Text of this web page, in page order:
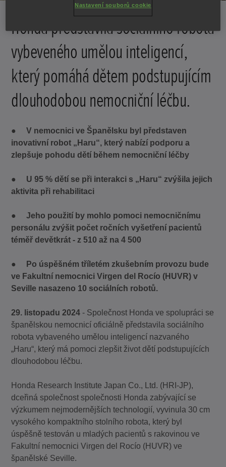
Honda představila sociálního robota
vybeveného umělou inteligencí,
který pomáhá dětem podstupujícím
dlouhodobou nemocniční léčbu.
●V nemocnici ve Španělsku byl představen
inovativní robot „Haru“, který nabízí podporu a
zlepšuje pohodu dětí během nemocniční léčby
● U 95 % dětí se při interakci s „Haru“ zvýšila jejich
aktivita při rehabilitaci
●Jeho použití by mohlo pomoci nemocničnímu
personálu zvýšit počet ročních vyšetření pacientů
téměř devětkrát - z 510 až na 4 500
●
Po úspěšném tříletém zkušebním provozu bude
ve Fakultní nemocnici Virgen del Rocío (HUVR) v
Seville nasazeno 10 sociálních robotů.
29. listopadu 2024 - Společnost Honda ve spolupráci se
španělskou nemocnicí oficiálně představila sociálního
robota vybaveného umělou inteligencí nazvaného
„Haru“, který má pomoci zlepšit život dětí podstupujících
dlouhodobou léčbu.
Honda Research Institute Japan Co., Ltd. (HRI-JP),
dceřiná společnost společnosti Honda zabývající se
výzkumem nejmodernějších technologií, vyvinula 30 cm
vysokého kompaktního stolního robota, který byl
úspěšně testován u mladých pacientů s rakovinou ve
Fakultní nemocnici Virgen del Rocío (HUVR) ve
španělské Seville.
Nastavení souborů cookie